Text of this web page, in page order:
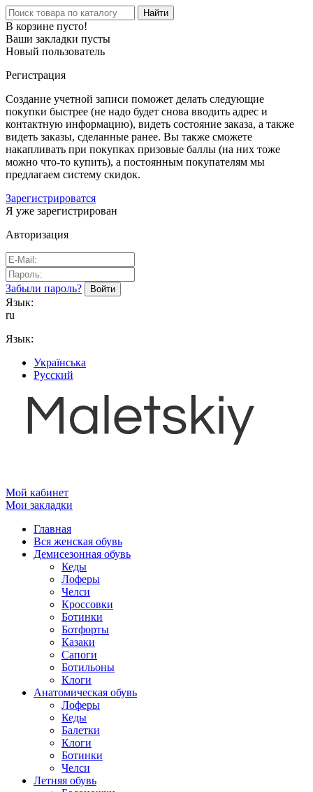
Найти
В корзине пусто!
Ваши закладки пусты
Новый пользователь
Регистрация
Создание учетной записи поможет делать следующие
покупки быстрее (не надо будет снова вводить адрес и
контактную информацию), видеть состояние заказа, а также
видеть заказы, сделанные ранее. Вы также сможете
накапливать при покупках призовые баллы (на них тоже
можно что-то купить), а постоянным покупателям мы
предлагаем систему скидок.
Зарегистрироватся
Я уже зарегистрирован
Авторизация
Забыли пароль?
Язык:
ru
Язык:
Українська
Русский
Мой кабинет
Мои закладки
Главная
Вся женская обувь
Демисезонная обувь
Кеды
Лоферы
Челси
Кроссовки
Ботинки
Ботфорты
Казаки
Сапоги
Ботильоны
Клоги
Анатомическая обувь
Лоферы
Кеды
Балетки
Клоги
Ботинки
Челси
Летняя обувь